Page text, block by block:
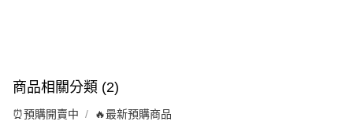
商品相關分類 (2)
⏰預購開賣中 🔥最新預購商品